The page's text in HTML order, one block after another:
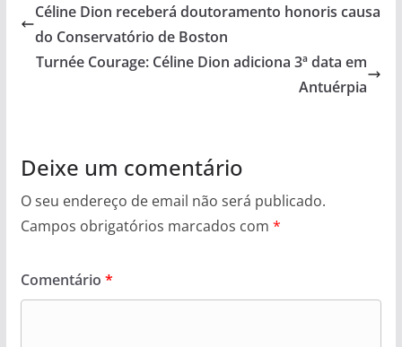
Céline Dion receberá doutoramento honoris causa
do Conservatório de Boston
Turnée Courage: Céline Dion adiciona 3ª data em
Antuérpia
Deixe um comentário
O seu endereço de email não será publicado.
Campos obrigatórios marcados com *
Comentário *